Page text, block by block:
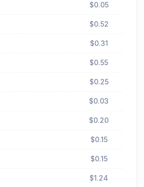
$0.05
$0.52
$0.31
$0.55
$0.25
$0.03
$0.20
$0.15
$0.15
$1.24